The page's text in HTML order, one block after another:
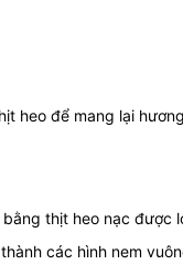
heo để mang lại
thịt heo nạc được
các hình nem